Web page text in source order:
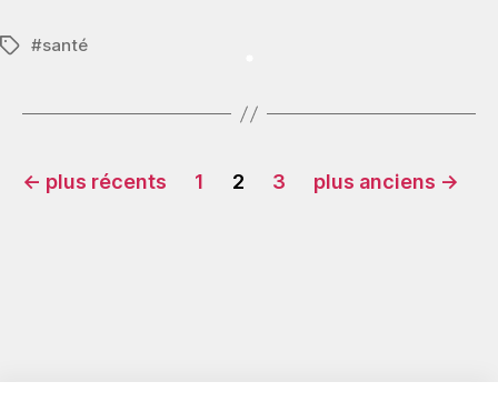
Étiquettes
#santé
Pagination
← plus récents 1 2 3 plus anciens →